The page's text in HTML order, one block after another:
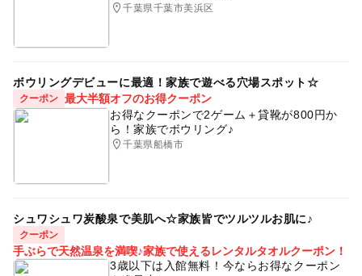
千葉県千葉市美浜区
ボウリングデビューに最適！家族で遊べる穴場スポット☆
クーポン 最大半額オフのお得クーポン
お得なクーポンで2ゲーム＋貸靴が800円か
ら！家族でボウリング♪
千葉県船橋市
シュワシュワ炭酸泉で美肌へ☆家族皆でツルツルお肌に♪
クーポン
手ぶらで天然温泉を満喫♪家族で使えるレンタルタオルクーポン！
3歳以下は入館無料！今ならお得なクーポン